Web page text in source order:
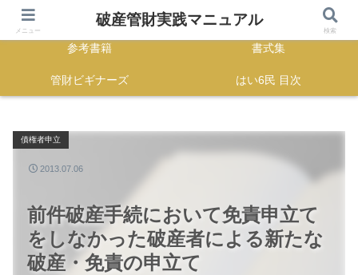
HOME 正誤表
参考書籍 書式集
管財ビギナーズ はい6民 目次
前件破産手続において免責申立て
をしなかった破産者による新たな
破産・免責の申立て
債権者申立
2013.07.06
メニュー
破産管財実践マニュアル
検索